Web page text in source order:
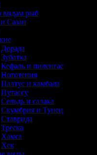
видам рыб
Сазан
Дорада
Зубатка
Кефаль и пиленгас
Нототения
Палтус и камбала
Путассу
Сельдь и салака
Скумбрия и Тунец
Ставрида
Треска
Хамса
Хек